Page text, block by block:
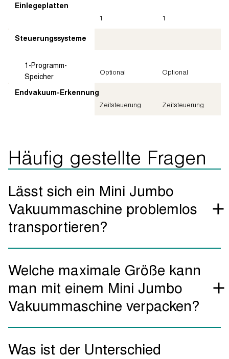
Einlegeplatten
1 1
Steuerungssysteme
1-Programm-
Speicher
Optional Optional
Endvakuum-Erkennung
Zeitsteuerung Zeitsteuerung
Häufig gestellte Fragen
Lässt sich ein Mini Jumbo
Vakuummaschine problemlos
transportieren?
unter den Vakuumierern im Henkelman-Sortiment. Mit 26 kg
Transport.
Welche maximale Größe kann
man mit einem Mini Jumbo
Vakuummaschine verpacken?
des Mini Jumbo Vakuummaschine können Sie Produkte von
Was ist der Unterschied